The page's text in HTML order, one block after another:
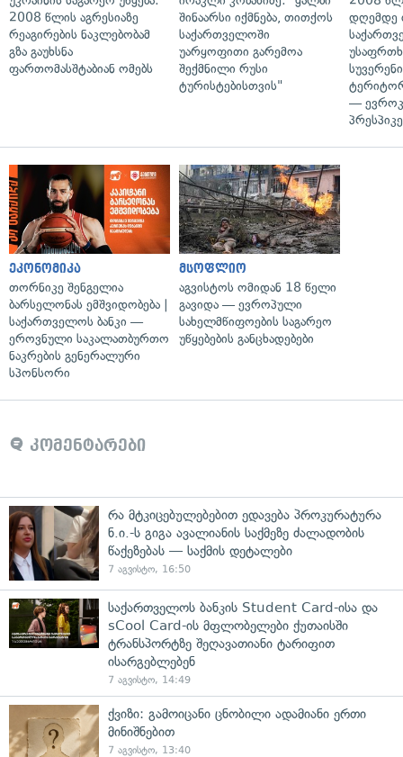
2008 წლის აგრესიაზე
რეაგირების ნაკლებობამ
გზა გაუხსნა
ფართომასშტაბიან ომებს
შინაარსი იქმნება, თითქოს
საქართველოში
უარყოფითი გარემოა
შექმნილი რუსი
ტურისტებისთვის"
დღემდე
—
ეკონომიკა
თორნიკე შენგელია
ბარსელონას ემშვიდობება |
საქართველოს ბანკი —
ეროვნული საკალათბურთო
ნაკრების გენერალური
სპონსორი
მსოფლიო
აგვისტოს ომიდან 18 წელი
გავიდა — ევროპული
სახელმწიფოების საგარეო
უწყებების განცხადებები
კომენტარები
რა მტკიცებულებებით ედავება პროკურატურა
ნ.ი.-ს გიგა ავალიანის საქმეზე ძალადობის
წაქეზებას — საქმის დეტალები
7 აგვისტო, 16:50
საქართველოს ბანკის Student Card-ისა და
sCool Card-ის მფლობელები ქუთაისში
ტრანსპორტზე შეღავათიანი ტარიფით
ისარგებლებენ
7 აგვისტო, 14:49
ქვიზი: გამოიცანი ცნობილი ადამიანი ერთი
მინიშნებით
7 აგვისტო, 13:40